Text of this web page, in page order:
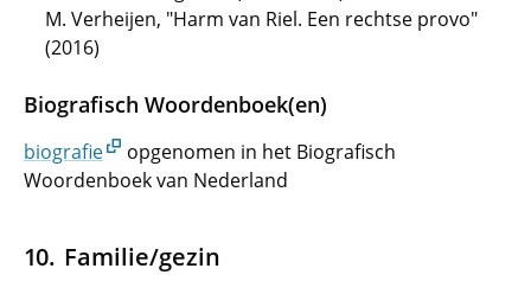
M. Verheijen, "Harm van Riel. Een rechtse provo"
(2016)
Biografisch Woordenboek(en)
biografie
opgenomen in het Biografisch
Woordenboek van Nederland
Familie/gezin